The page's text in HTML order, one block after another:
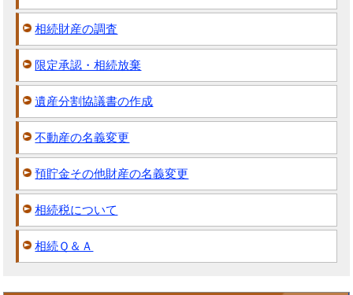
相続財産の調査
限定承認・相続放棄
遺産分割協議書の作成
不動産の名義変更
預貯金その他財産の名義変更
相続税について
相続Ｑ＆Ａ